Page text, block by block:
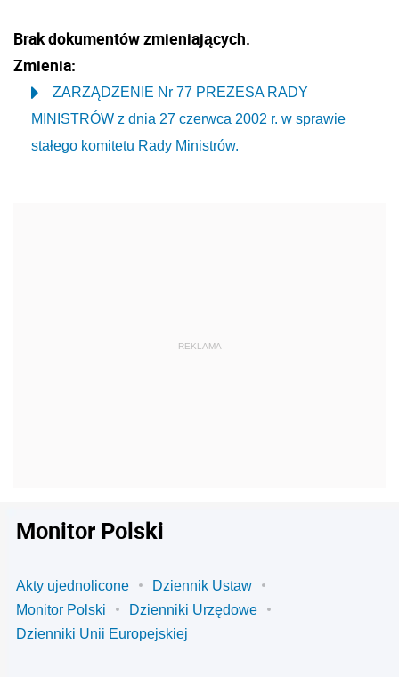
Brak dokumentów zmieniających.
Zmienia:
ZARZĄDZENIE Nr 77 PREZESA RADY
MINISTRÓW z dnia 27 czerwca 2002 r. w sprawie
stałego komitetu Rady Ministrów.
Monitor Polski
Akty ujednolicone
Dziennik Ustaw
Monitor Polski
Dzienniki Urzędowe
Dzienniki Unii Europejskiej